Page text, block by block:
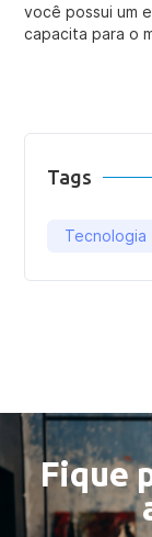
você possui um
capacita para o
Tags
Tecnologia
Fique